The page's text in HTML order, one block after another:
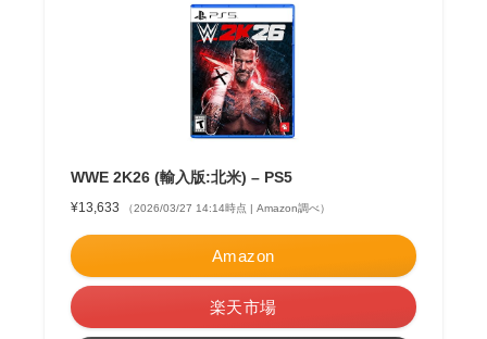
WWE 2K26 (輸入版:北米) – PS5
¥13,633 （2026/03/27 14:14時点 | Amazon調べ）
Amazon
楽天市場